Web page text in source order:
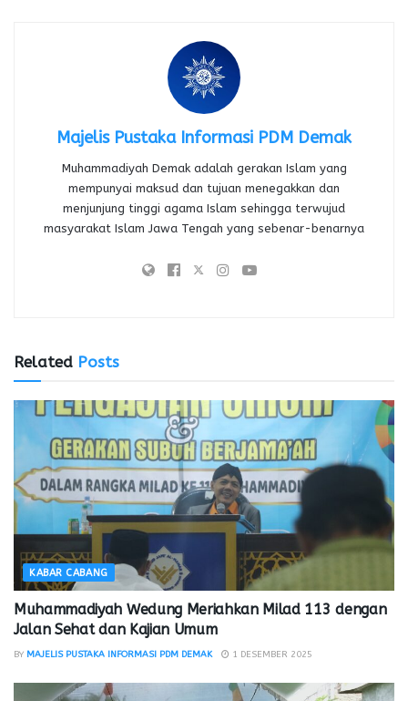
Majelis Pustaka Informasi PDM Demak
Muhammadiyah Demak adalah gerakan Islam yang
mempunyai maksud dan tujuan menegakkan dan
menjunjung tinggi agama Islam sehingga terwujud
masyarakat Islam Jawa Tengah yang sebenar-benarnya
Related Posts
KABAR CABANG
Muhammadiyah Wedung Meriahkan Milad 113 dengan
Jalan Sehat dan Kajian Umum
BY MAJELIS PUSTAKA INFORMASI PDM DEMAK 1 DESEMBER 2025